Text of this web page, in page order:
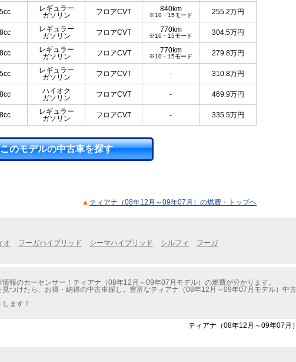
レギュラー
ガソリン
フロアCVT 840km
※10・15モード 255.2万円
レギュラー
ガソリン
フロアCVT 770km
※10・15モード 304.5万円
レギュラー
ガソリン
フロアCVT 770km
※10・15モード 279.8万円
レギュラー
ガソリン
フロアCVT - 310.8万円
ハイオク
ガソリン
フロアCVT - 469.9万円
レギュラー
ガソリン
フロアCVT - 335.5万円
このモデルの中古車を探す
ティアナ（08年12月～09年07月）の燃費・トップヘ
オ フーガハイブリッド シーマハイブリッド シルフィ フーガ
報のカーセンサー！ティアナ（08年12月～09年07月モデル）の燃費が分かります。
つけたら、お得・納得の中古車探し。豊富なティアナ（08年12月～09年07月モデル）中
ます！
ティアナ（08年12月～09年07月